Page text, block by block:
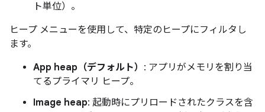
ト単位）。
ヒープ メニューを使用して、特定のヒープにフィルタし
ます。
App heap（デフォルト） : アプリがメモリを割り当
てるプライマリ ヒープ。
Image heap: 起動時にプリロードされたクラスを含